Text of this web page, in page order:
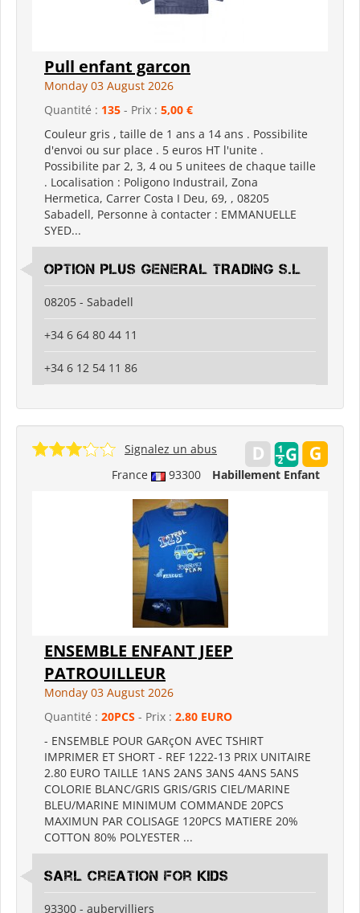
Pull enfant garcon
Monday 03 August 2026
Quantité : 135 - Prix : 5,00 €
Couleur gris , taille de 1 ans a 14 ans . Possibilite
d'envoi ou sur place . 5 euros HT l'unite .
Possibilite par 2, 3, 4 ou 5 unitees de chaque taille
. Localisation : Poligono Industrail, Zona
Hermetica, Carrer Costa I Deu, 69, , 08205
Sabadell, Personne à contacter : EMMANUELLE
SYED...
OPTION PLUS GENERAL TRADING S.L
08205 - Sabadell
+34 6 64 80 44 11
+34 6 12 54 11 86
France 93300 Habillement Enfant
Signalez un abus
ENSEMBLE ENFANT JEEP
PATROUILLEUR
Monday 03 August 2026
Quantité : 20PCS - Prix : 2.80 EURO
- ENSEMBLE POUR GARçON AVEC TSHIRT
IMPRIMER ET SHORT - REF 1222-13 PRIX UNITAIRE
2.80 EURO TAILLE 1ANS 2ANS 3ANS 4ANS 5ANS
COLORIE BLANC/GRIS GRIS/GRIS CIEL/MARINE
BLEU/MARINE MINIMUM COMMANDE 20PCS
MAXIMUN PAR COLISAGE 120PCS MATIERE 20%
COTTON 80% POLYESTER ...
sarl creation for kids
93300 - aubervilliers